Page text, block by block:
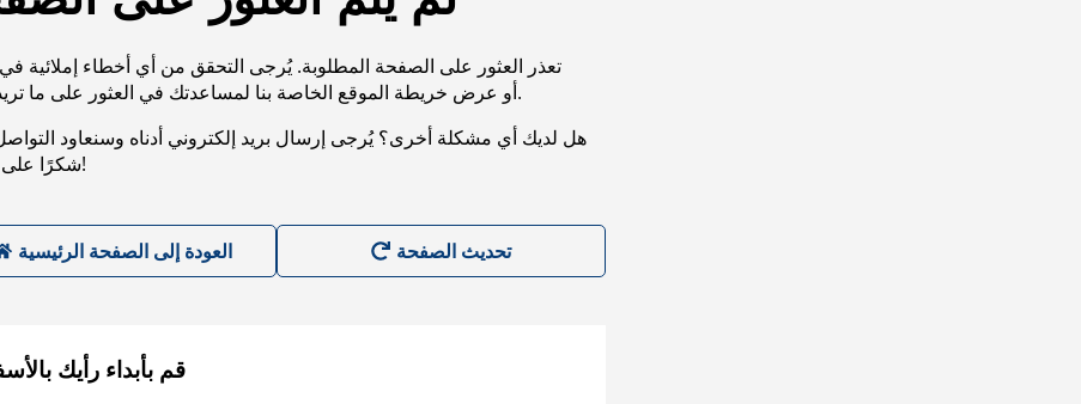
تعذر العثور على الصفحة المطلوبة. يُرجى التحقق من أي أخطاء إملائية
URL، أو عرض خريطة الموقع الخاصة بنا لمساعدتك في العثور على ما تريد.
هل لديك أي مشكلة أخرى؟ يُرجى إرسال بريد إلكتروني أدناه وسنعاود
شكرًا على صبرك!
العودة إلى الصفحة الرئيسية
قم بأبداء رأيك